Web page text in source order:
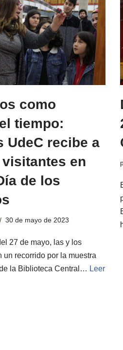
como
tiempo:
UdeC recibe a
en
de los
30 de mayo de 2023
27 de mayo, las y los
un recorrido por la muestra
la Biblioteca Central… Leer